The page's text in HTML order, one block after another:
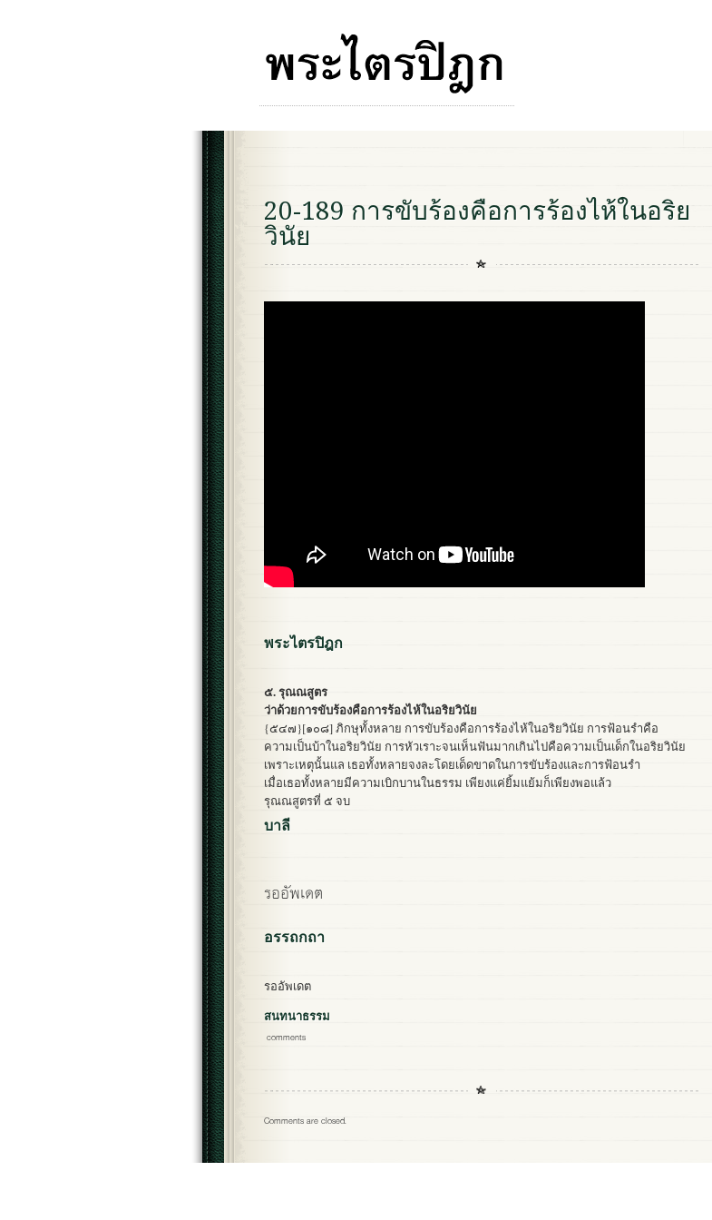
20-189 การขับร้องคือการร้องไห้ในอริย
วินัย
พระไตรปิฎก
๕. รุณณสูตร
ว่าด้วยการขับร้องคือการร้องไห้ในอริยวินัย
{๕๔๗}[๑๐๘] ภิกษุทั้งหลาย การขับร้องคือการร้องไห้ในอริยวินัย การฟ้อนรำคือ
ความเป็นบ้าในอริยวินัย การหัวเราะจนเห็นฟันมากเกินไปคือความเป็นเด็กในอริยวินัย
เพราะเหตุนั้นแล เธอทั้งหลายจงละโดยเด็ดขาดในการขับร้องและการฟ้อนรำ
เมื่อเธอทั้งหลายมีความเบิกบานในธรรม เพียงแค่ยิ้มแย้มก็เพียงพอแล้ว
รุณณสูตรที่ ๕ จบ
บาลี
รออัพเดต
อรรถกถา
รออัพเดต
สนทนาธรรม
comments
Comments are closed.